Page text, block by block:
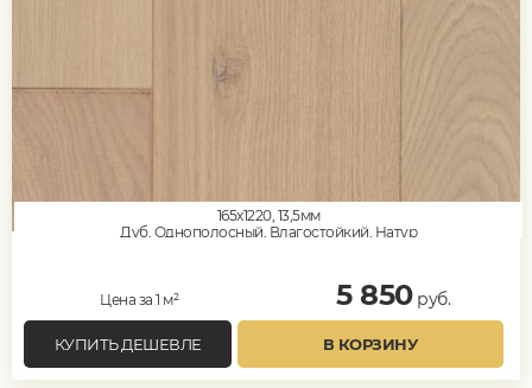
165x1220, 13,5мм
Дуб, Однополосный, Влагостойкий, Натур
Цена за 1 м² 5 850руб.
КУПИТЬ ДЕШЕВЛЕ В КОРЗИНУ